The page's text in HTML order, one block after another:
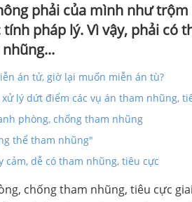
phải của mình như
pháp lý. Vì vậy, phải có
án tử, giờ lại muốn miễn án tù?
lý dứt điểm các vụ án tham nhũng,
phòng, chống tham nhũng
thể tham nhũng"
dễ có tham nhũng, tiêu cực
chống tham nhũng, tiêu cực